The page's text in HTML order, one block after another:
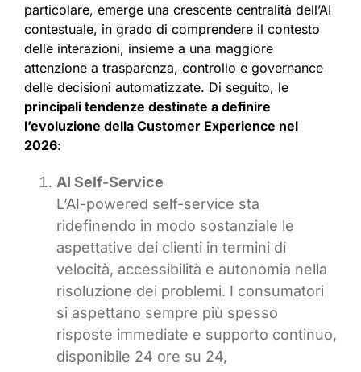
particolare, emerge una crescente centralità dell’AI
contestuale, in grado di comprendere il contesto
delle interazioni, insieme a una maggiore
attenzione a trasparenza, controllo e governance
delle decisioni automatizzate. Di seguito, le
principali tendenze destinate a definire
l’evoluzione della Customer Experience nel
2026:
AI Self-Service
L’AI-powered self-service sta
ridefinendo in modo sostanziale le
aspettative dei clienti in termini di
velocità, accessibilità e autonomia nella
risoluzione dei problemi. I consumatori
si aspettano sempre più spesso
risposte immediate e supporto continuo,
disponibile 24 ore su 24,